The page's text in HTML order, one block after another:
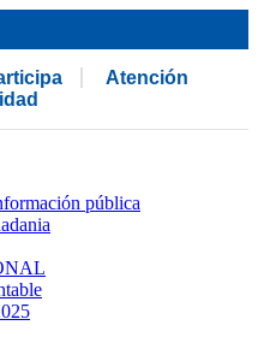
Atención
pública